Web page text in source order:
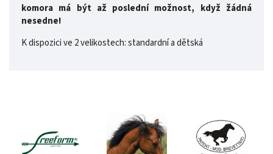
komora má být až poslední možnost, když žádná
nesedne!
K dispozici ve 2 velikostech: standardní a dětská